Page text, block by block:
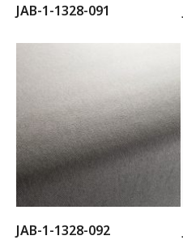
JAB-1-1328-091
JAB-1-1328-092